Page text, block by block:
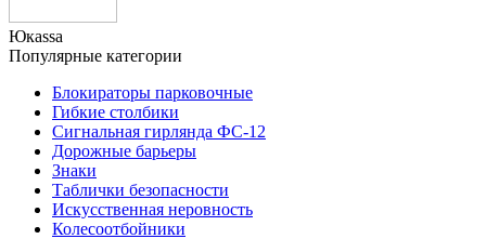
Юкаssа
Популярные категории
Блокираторы парковочные
Гибкие столбики
Сигнальная гирлянда ФС-12
Дорожные барьеры
Знаки
Таблички безопасности
Искусственная неровность
Колесоотбойники